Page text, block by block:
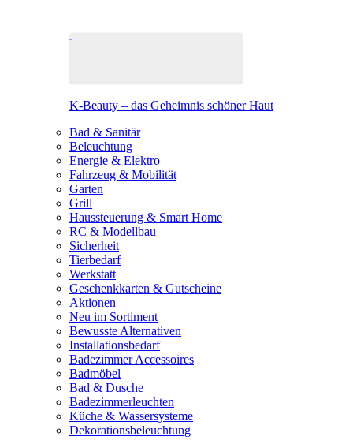
K-Beauty – das Geheimnis schöner Haut
Bad & Sanitär
Beleuchtung
Energie & Elektro
Fahrzeug & Mobilität
Garten
Grill
Haussteuerung & Smart Home
RC & Modellbau
Sicherheit
Tierbedarf
Werkstatt
Geschenkkarten & Gutscheine
Aktionen
Neu im Sortiment
Bewusste Alternativen
Installationsbedarf
Badezimmer Accessoires
Badmöbel
Bad & Dusche
Badezimmerleuchten
Küche & Wassersysteme
Dekorationsbeleuchtung